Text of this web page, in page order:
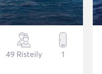
49 Risteily 1